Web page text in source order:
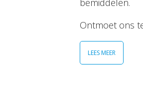
bemiddelen.
Ontmoet ons
LEES MEER